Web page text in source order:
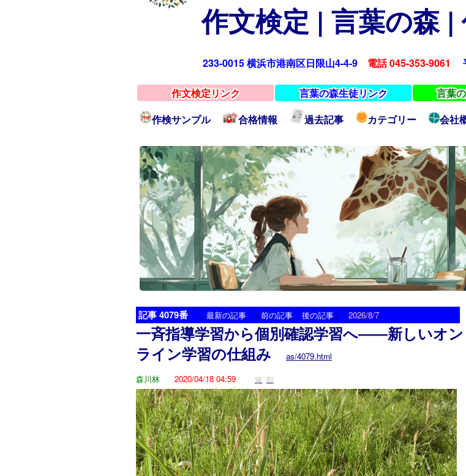
作文検定 | 言葉の森 |
233-0015 横浜市港南区日限山4-4-9 電話 045-353-9061
作文検定リンク 言葉の森生徒リンク 言葉
作検サンプル
合格情報 過去記事 カテゴリー 会社
記事 4079番 最新の記事 <前の記事 後の記事> 2026/8/7
一斉指導学習から個別確認学習へ――新しいオン
ライン学習の仕組み
as/4079.html
森川林
2020/04/18 04:59 修 削